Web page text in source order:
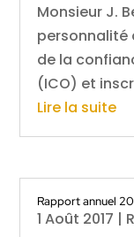
Monsieur J.
personnalité
de la
(ICO) et
Lire la suite
Rapport annuel
1 Août 2017 |